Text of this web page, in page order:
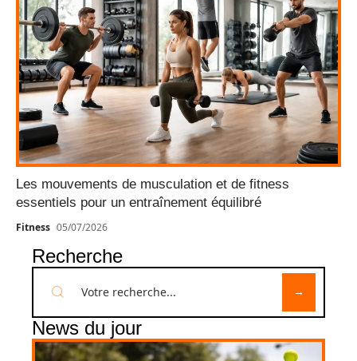
Les mouvements de musculation et de fitness
essentiels pour un entraînement équilibré
Fitness 05/07/2026
Recherche
News du jour